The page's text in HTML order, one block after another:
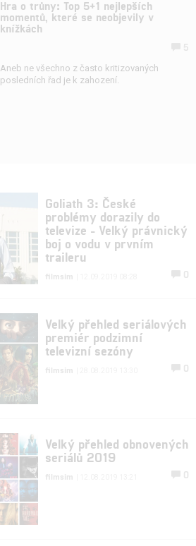
Hra o trůny: Top 5+1 nejlepších
momentů, které se neobjevily v
knížkách
Aneb ne všechno z často kritizovaných
posledních řad je k zahození.
Goliath 3: České
problémy dorazily do
televize - Velký právnický
boj o vodu v prvním
traileru
filmsim 0
Velký přehled seriálových
premiér podzimní
televizní sezóny
filmsim 0
Velký přehled obnovených
seriálů 2019
filmsim 0